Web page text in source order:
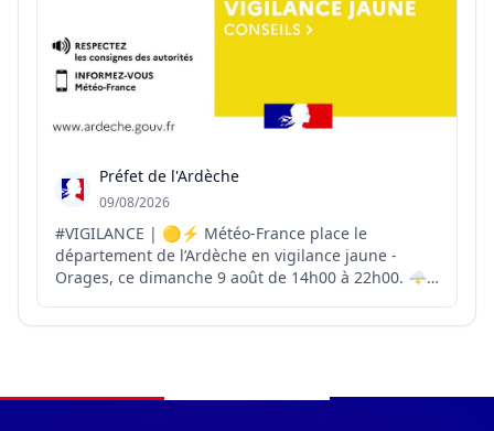
Préfet de l'Ardèche
09/08/2026
#VIGILANCE | 🟡⚡ Météo-France place le
département de l’Ardèche en vigilance jaune -
Orages, ce dimanche 9 août de 14h00 à 22h00. 🌩️
importante. ☀️Cette vigilance jaune orage s’ajoute
Navigation du pied de page